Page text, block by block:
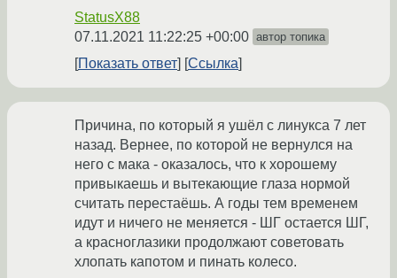
StatusX88
07.11.2021 11:22:25 +00:00 автор топика
Показать ответ Ссылка
Причина, по который я ушёл с линукса 7 лет
назад. Вернее, по которой не вернулся на
него с мака - оказалось, что к хорошему
привыкаешь и вытекающие глаза нормой
считать перестаёшь. А годы тем временем
идут и ничего не меняется - ШГ остается ШГ,
а красноглазики продолжают советовать
хлопать капотом и пинать колесо.